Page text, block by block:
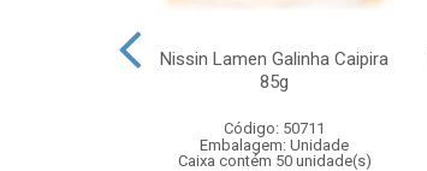
Nissin Lamen Galinha Caipira
85g
Código: 50711
Embalagem: Unidade
Caixa contém 50 unidade(s)